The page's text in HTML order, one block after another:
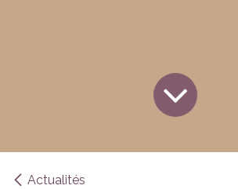
Actualités